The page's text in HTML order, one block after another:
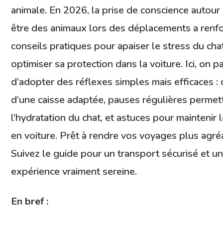
animale. En 2026, la prise de conscience
être des animaux lors des déplacements a
conseils pratiques pour apaiser le stress du
optimiser sa protection dans la voiture. Ici, on
d’adopter des réflexes simples mais efficaces :
d’une caisse adaptée, pauses régulières
l’hydratation du chat, et astuces pour maintenir
en voiture. Prêt à rendre vos voyages plus
Suivez le guide pour un transport sécurisé et
expérience vraiment sereine.
En bref :